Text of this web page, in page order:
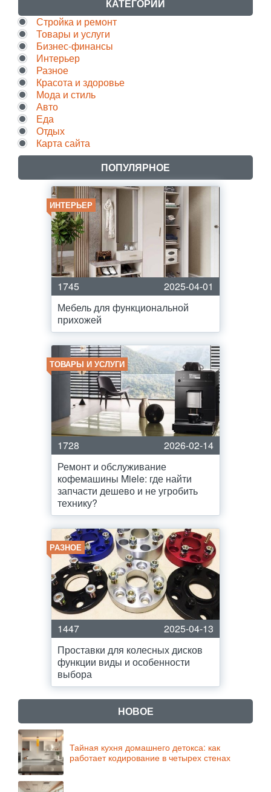
КАТЕГОРИИ
Стройка и ремонт
Товары и услуги
Бизнес-финансы
Интерьер
Разное
Красота и здоровье
Мода и стиль
Авто
Еда
Отдых
Карта сайта
ПОПУЛЯРНОЕ
ИНТЕРЬЕР
1745
2025-04-01
Мебель для функциональной
прихожей
ТОВАРЫ И УСЛУГИ
1728
2026-02-14
Ремонт и обслуживание
кофемашины Miele: где найти
запчасти дешево и не угробить
технику?
РАЗНОЕ
1447
2025-04-13
Проставки для колесных дисков
функции виды и особенности
выбора
НОВОЕ
Тайная кухня домашнего детокса: как
работает кодирование в четырех стенах